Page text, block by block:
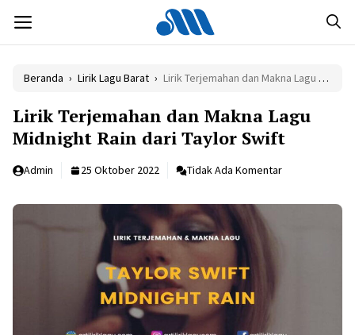
isi
MENU
Beranda › Lirik Lagu Barat › Lirik Terjemahan dan Makna Lagu Midnight Rain dari Taylor Swift
Lirik Terjemahan dan Makna Lagu
Midnight Rain dari Taylor Swift
Admin 25 Oktober 2022 Tidak Ada Komentar